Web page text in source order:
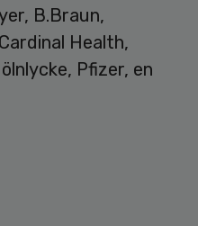
B.Braun,
Health,
Pfizer, en